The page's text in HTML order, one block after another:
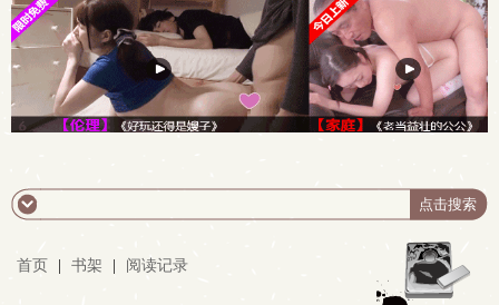
首页 书架 阅读记录